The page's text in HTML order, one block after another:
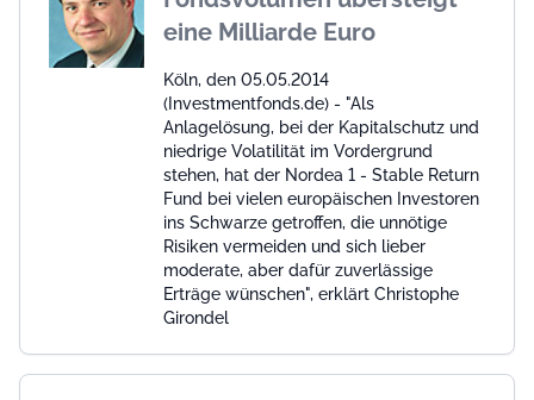
eine Milliarde Euro
Köln, den 05.05.2014
(Investmentfonds.de) - "Als
Anlagelösung, bei der Kapitalschutz und
niedrige Volatilität im Vordergrund
stehen, hat der Nordea 1 - Stable Return
Fund bei vielen europäischen Investoren
ins Schwarze getroffen, die unnötige
Risiken vermeiden und sich lieber
moderate, aber dafür zuverlässige
Erträge wünschen", erklärt Christophe
Girondel